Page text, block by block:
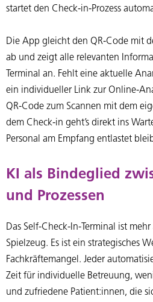
startet den Check-in-Prozess
Die App gleicht den QR-Code mit
ab und zeigt alle relevanten
Terminal an. Fehlt eine aktuelle
ein individueller Link zur Online-
QR-Code zum Scannen mit dem
dem Check-in geht’s direkt ins
Personal am Empfang entlastet
KI als Bindeglied
und Prozessen
Das Self-Check-In-Terminal ist
Spielzeug. Es ist ein strategisches
Fachkräftemangel. Jeder
Zeit für individuelle Betreuung,
und zufriedene Patient:innen, die